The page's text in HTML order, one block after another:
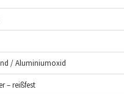
/ Aluminiumoxid
– reißfest